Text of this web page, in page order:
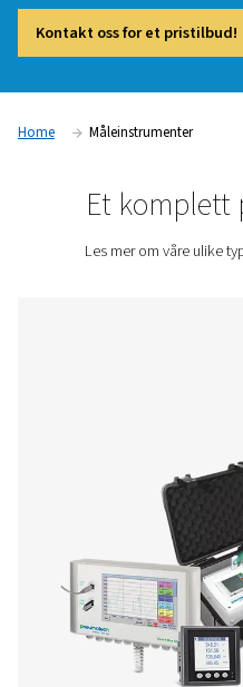
Presisjon er viktig når det
handler vårt utvalg av
lekkasjer og overvåking
duggpunkt. Enten du
verktøyene deg med å
Kontakt oss for et
Et
Les mer om